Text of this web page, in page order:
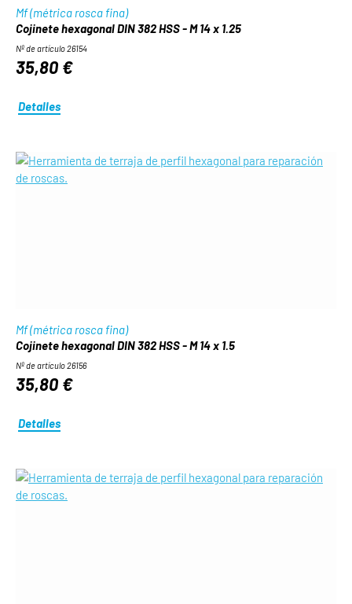
Mf (métrica rosca fina)
Cojinete hexagonal DIN 382 HSS - M 14 x 1.25
Nº de artículo 26154
35,80 €
Detalles
Mf (métrica rosca fina)
Cojinete hexagonal DIN 382 HSS - M 14 x 1.5
Nº de artículo 26156
35,80 €
Detalles